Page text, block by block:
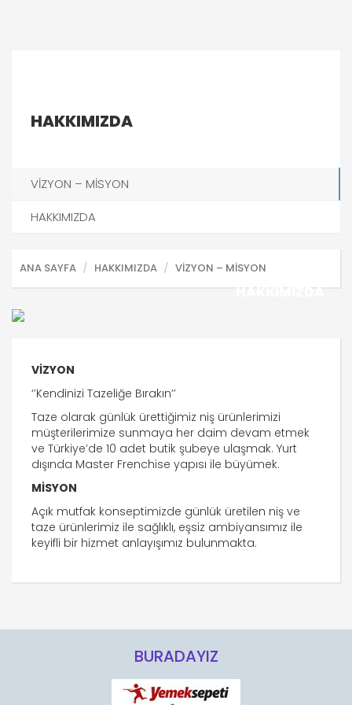
HAKKIMIZDA
VİZYON – MİSYON
HAKKIMIZDA
ANA SAYFA HAKKIMIZDA VİZYON – MİSYON
HAKKIMIZDA
​VİZYON
‘’Kendinizi Tazeliğe Bırakın’’
Taze olarak günlük ürettiğimiz niş ürünlerimizi
müşterilerimize sunmaya her daim devam etmek
ve Türkiye’de 10 adet butik şubeye ulaşmak. Yurt
dışında Master Frenchise yapısı ile büyümek.
MİSYON
Açık mutfak konseptimizde günlük üretilen niş ve
taze ürünlerimiz ile sağlıklı, eşsiz ambiyansımız ile
keyifli bir hizmet anlayışımız bulunmakta.
BURADAYIZ